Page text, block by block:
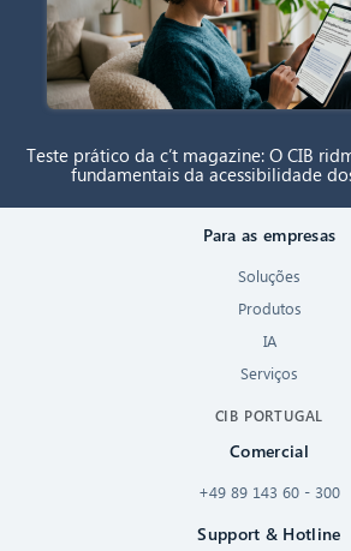
Teste prático da c’t magazine: O CIB
fundamentais da acessibilidade
Para as empresas
Soluções
Produtos
IA
Serviços
CIB PORTUGAL
Comercial
+49 89 143 60 - 300
Support & Hotline